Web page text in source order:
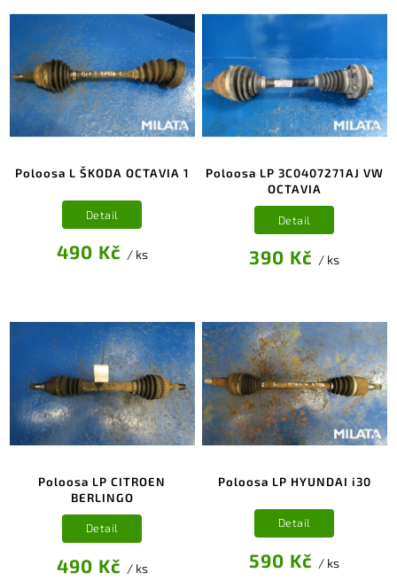
Poloosa L ŠKODA OCTAVIA 1
490 Kč / ks
Detail
Poloosa LP 3C0407271AJ VW
OCTAVIA
390 Kč / ks
Detail
Poloosa LP CITROEN
BERLINGO
490 Kč / ks
Detail
Poloosa LP HYUNDAI i30
590 Kč / ks
Detail